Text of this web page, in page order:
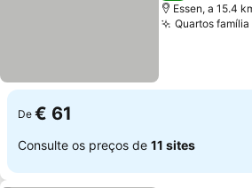
Essen, a 15.4
Quartos
De € 61
Consulte os preços de 11 sites